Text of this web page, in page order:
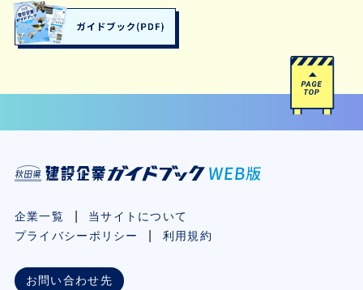
企業一覧
当サイトについて
プライバシーポリシー
利用規約
お問い合わせ先